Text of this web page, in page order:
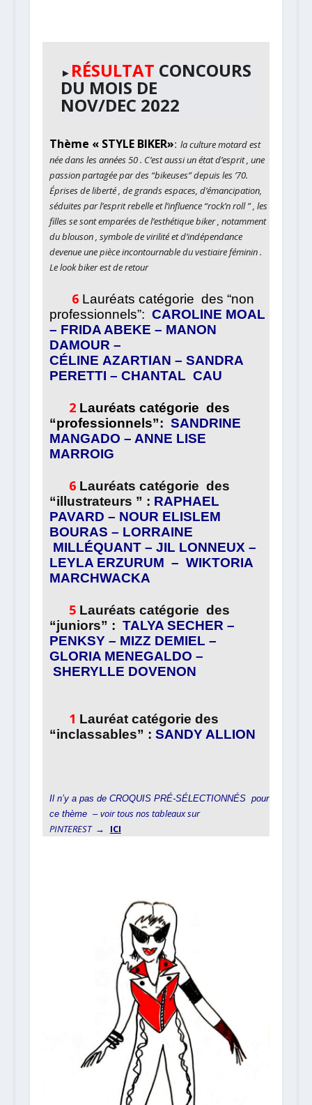
► RÉSULTAT CONCOURS
DU MOIS DE
NOV/DEC 2022
Thème « STYLE BIKER»: la culture motard est
née dans les années 50 . C’est aussi un état d’esprit , une
passion partagée par des “bikeuses” depuis les ’70.
Éprises de liberté , de grands espaces, d’émancipation,
séduites par l’esprit rebelle et l’influence “rock’n roll ” , les
filles se sont emparées de l’esthétique biker , notamment
du blouson , symbole de virilité et d’indépendance
devenue une pièce incontournable du vestiaire féminin .
Le look biker est de retour
6 Lauréats catégorie des “non
professionnels”: CAROLINE MOAL
– FRIDA ABEKE – MANON
DAMOUR –
CÉLINE AZARTIAN – SANDRA
PERETTI – CHANTAL CAU
2 Lauréats catégorie des
“professionnels”: SANDRINE
MANGADO – ANNE LISE
MARROIG
6 Lauréats catégorie des
“illustrateurs ” : RAPHAEL
PAVARD – NOUR ELISLEM
BOURAS – LORRAINE
MILLÉQUANT – JIL LONNEUX –
LEYLA ERZURUM – WIKTORIA
MARCHWACKA
5 Lauréats catégorie des
“juniors” : TALYA SECHER –
PENKSY – MIZZ DEMIEL –
GLORIA MENEGALDO –
SHERYLLE DOVENON
1 Lauréat catégorie des
“inclassables” : SANDY ALLION
Il n’y a pas de CROQUIS PRÉ-SÉLECTIONNÉS pour
ce thème – voir tous nos tableaux sur
PINTEREST → ICI